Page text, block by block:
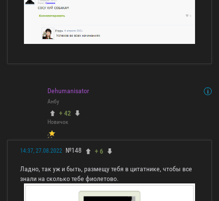
Dehumanisator
Анбу
+ 42
Новичок
14:37, 27.08.2022 №148 + 6
Ладно, так уж и быть, размещу тебя в цитатнике, чтобы все
знали на сколько тебе фиолетово.